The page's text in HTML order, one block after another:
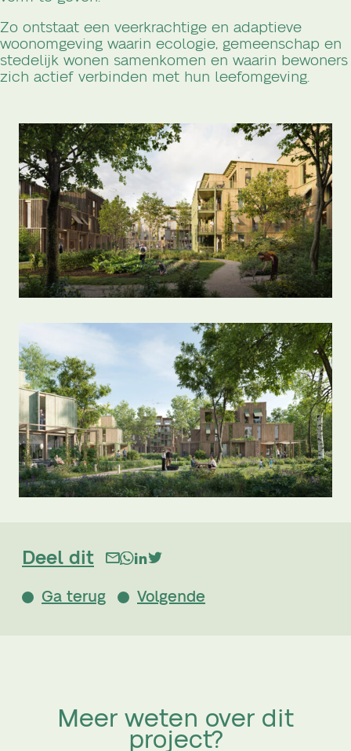
Zo ontstaat een veerkrachtige en adaptieve
woonomgeving waarin ecologie, gemeenschap en
stedelijk wonen samenkomen en waarin bewoners
zich actief verbinden met hun leefomgeving.
Deel dit
Ga terug Volgende
Meer weten over dit
project?